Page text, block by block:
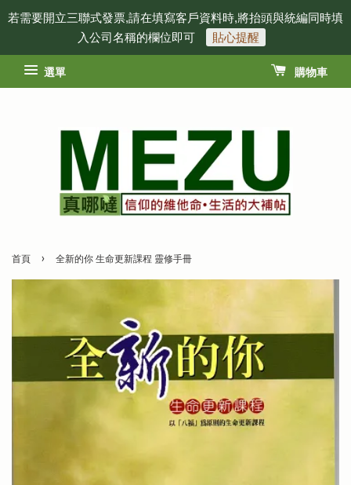
若需要開立三聯式發票,請在填寫客戶資料時,將抬頭與統編同時填
入公司名稱的欄位即可
貼心提醒
選單 購物車
首頁 › 全新的你 生命更新課程 靈修手冊